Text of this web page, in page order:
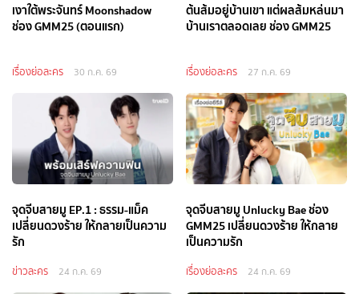
เงาใต้พระจันทร์ Moonshadow
ช่อง GMM25 (ตอนแรก)
เรื่องย่อละคร 30 ก.ค. 69
ต้นส้มอยู่บ้านเขา แต่ผลส้มหล่นมา
บ้านเราตลอดเลย ช่อง GMM25
เรื่องย่อละคร 27 ก.ค. 69
จุดจีบสายมู EP.1 : ธรรม-แม็ค
เปลี่ยนดวงร้าย ให้กลายเป็นความ
รัก
ข่าวละคร 24 ก.ค. 69
จุดจีบสายมู Unlucky Bae ช่อง
GMM25 เปลี่ยนดวงร้าย ให้กลาย
เป็นความรัก
เรื่องย่อละคร 24 ก.ค. 69